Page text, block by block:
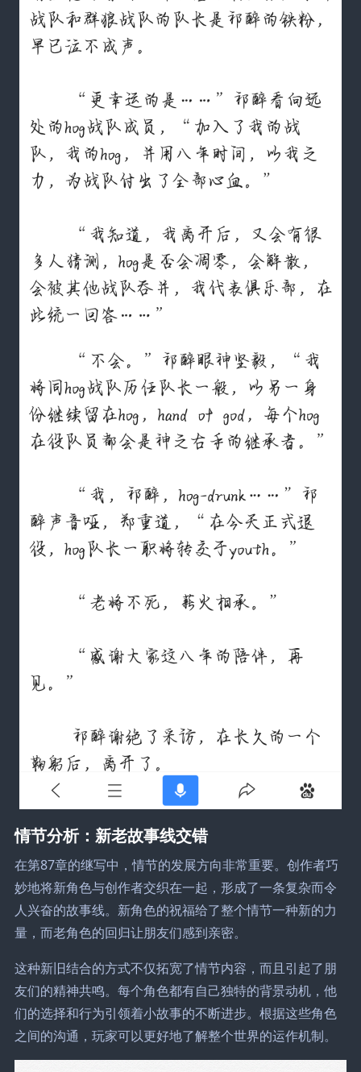
情节分析：新老故事线交错
在第87章的继写中，情节的发展方向非常重要。创作者巧
妙地将新角色与创作者交织在一起，形成了一条复杂而令
人兴奋的故事线。新角色的祝福给了整个情节一种新的力
量，而老角色的回归让朋友们感到亲密。
这种新旧结合的方式不仅拓宽了情节内容，而且引起了朋
友们的精神共鸣。每个角色都有自己独特的背景动机，他
们的选择和行为引领着小故事的不断进步。根据这些角色
之间的沟通，玩家可以更好地了解整个世界的运作机制。